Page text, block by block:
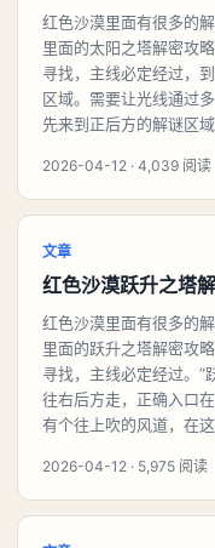
红色沙漠里面有很多的
里面的太阳之塔解密攻
寻找，主线必定经过，
区域。需要让光线通过
先来到正后方的解谜区
2026-04-12 · 4,039 阅读
文章
红色沙漠跃升之塔
红色沙漠里面有很多的
里面的跃升之塔解密攻
寻找，主线必定经过。“
往右后方走，正确入口
有个往上吹的风道，在
2026-04-12 · 5,975 阅读